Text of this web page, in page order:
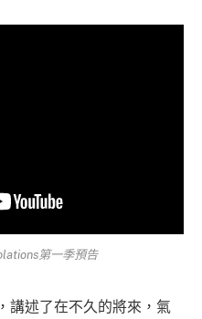
第一季預告
講述了在不久的將來，氣